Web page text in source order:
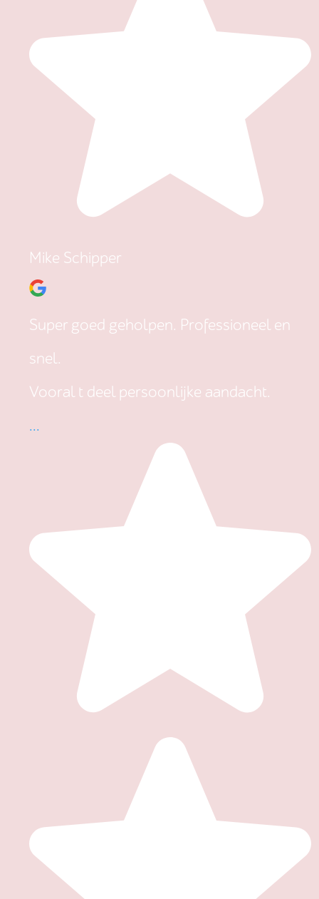
Mike Schipper
Super goed geholpen. Professioneel en
snel.
Vooral t deel persoonlijke aandacht.
...